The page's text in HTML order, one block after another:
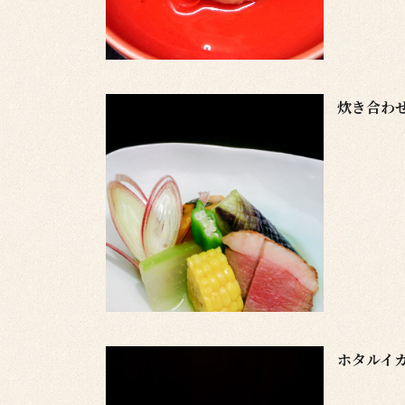
炊き合わ
ホタルイ